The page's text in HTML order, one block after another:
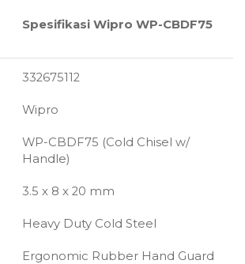
Spesifikasi Wipro WP-CBDF75
332675112
Wipro
WP-CBDF75 (Cold Chisel w/
Handle)
3.5 x 8 x 20 mm
Heavy Duty Cold Steel
Ergonomic Rubber Hand Guard